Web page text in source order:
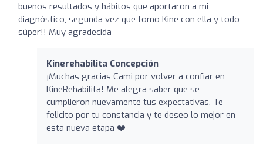
buenos resultados y hábitos que aportaron a mi
diagnóstico, segunda vez que tomo Kine con ella y todo
súper!! Muy agradecida
Kinerehabilita Concepción
¡Muchas gracias Cami por volver a confiar en
KineRehabilita! Me alegra saber que se
cumplieron nuevamente tus expectativas. Te
felicito por tu constancia y te deseo lo mejor en
esta nueva etapa ❤️